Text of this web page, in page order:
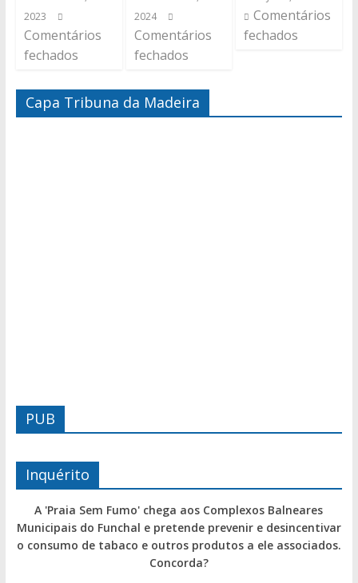
2023
Comentários
fechados
2024
Comentários
fechados
Comentários
fechados
Capa Tribuna da Madeira
PUB
Inquérito
A 'Praia Sem Fumo' chega aos Complexos Balneares
Municipais do Funchal e pretende prevenir e desincentivar
o consumo de tabaco e outros produtos a ele associados.
Concorda?